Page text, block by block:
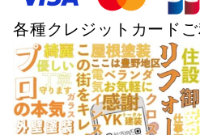
各種クレジットカードご